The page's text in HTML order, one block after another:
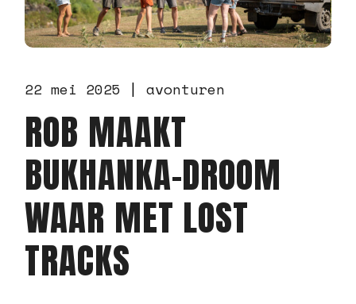
22 mei 2025 avonturen
ROB MAAKT
BUKHANKA-DROOM
WAAR MET LOST
TRACKS